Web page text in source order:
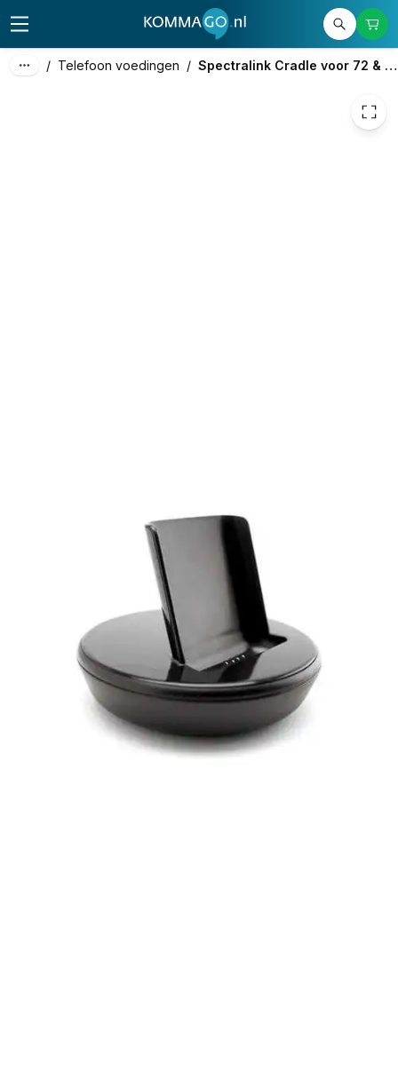
/ Telefoon voedingen / Spectralink Cradle voor 72 & 76 serie
excl. btw